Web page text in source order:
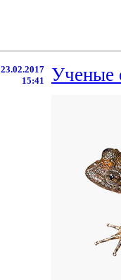
23.02.2017
15:41
Ученые